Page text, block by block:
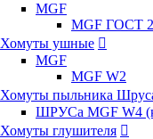
MGF
MGF ГОСТ
Хомуты ушные 
MGF
MGF W2
Хомуты пыльника
ШРУСа MGF W4
Хомуты глушителя 